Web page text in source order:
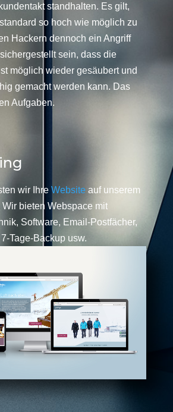
standhalten. Es gilt,
so hoch wie möglich zu
Hackern dennoch ein Angriff
sein, dass die
möglich wieder gesäubert und
gemacht werden kann. Das
Aufgaben.
wir Ihre Website auf unserem
bieten Webspace mit
Software, Email-Postfächer,
Tage-Backup usw.